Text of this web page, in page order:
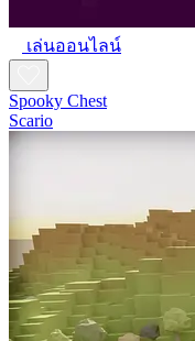
เล่นออนไลน์
Spooky Chest
Scario